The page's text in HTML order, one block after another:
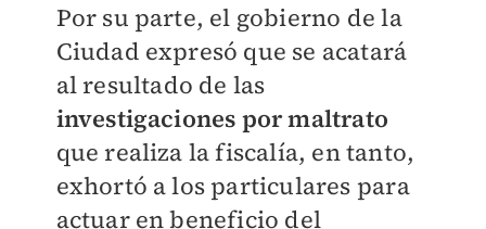
Por su parte, el gobierno de la
Ciudad expresó que se acatará
al resultado de las
investigaciones por maltrato
que realiza la fiscalía, en tanto,
exhortó a los particulares para
actuar en beneficio del